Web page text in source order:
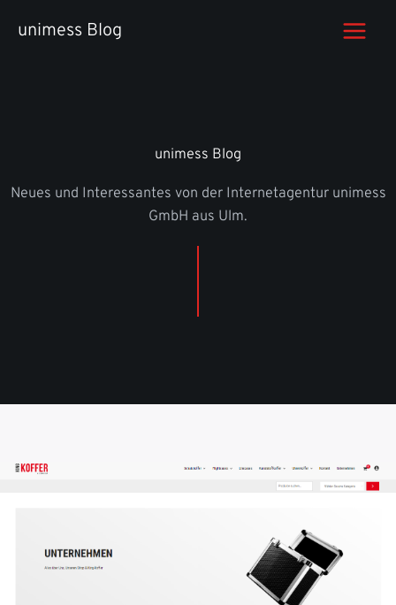
Inhaltunimess Blog
unimess Blog
Neues und Interessantes von der Internetagentur unimess
GmbH aus Ulm.
SEITE
SEITESEITESEITESEITE